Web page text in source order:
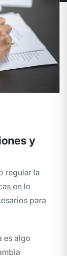
y
regular la
en lo
para
es algo